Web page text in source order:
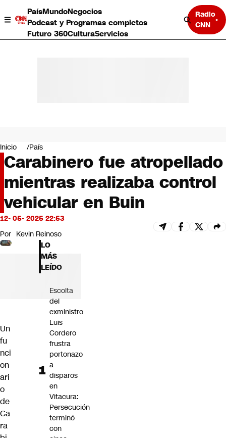
PaísMundoNegocios
Podcast y Programas completos
Futuro 360CulturaServicios
Radio
CNN
Negocios
Deportes
Programas completos
Cultura
Servicios
Bits
CNN tiempo
Futuro 360
Opinión
Inicio País
Carabinero fue atropellado
mientras realizaba control
vehicular en Buin
12- 05- 2025 22:53
Por Kevin Reinoso
Un
fu
nci
on
ari
o
de
Ca
ra
LO
MÁS
LEÍDO
Escolta
del
exministro
Luis
Cordero
frustra
portonazo
a
disparos
en
Vitacura:
Persecución
terminó
con